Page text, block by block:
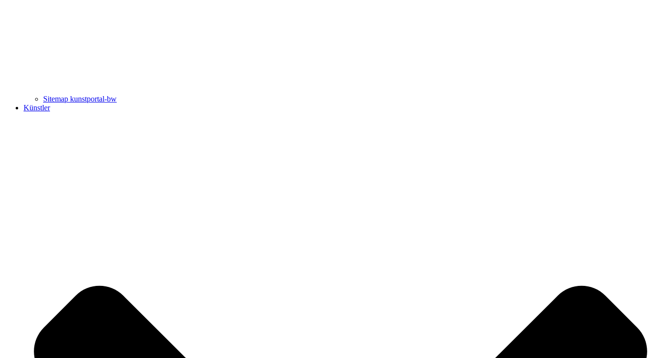
Sitemap kunstportal-bw
Künstler